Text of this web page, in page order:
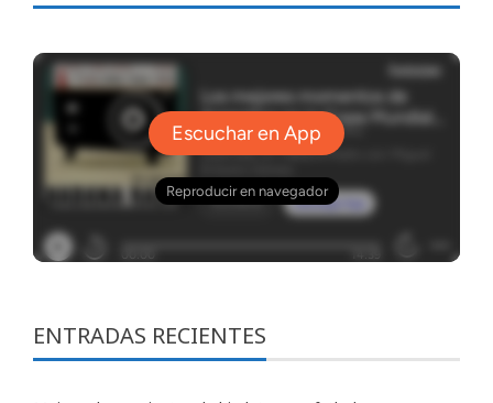
ENTRADAS RECIENTES